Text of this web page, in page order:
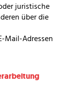
juristische
über die
Mail-Adressen